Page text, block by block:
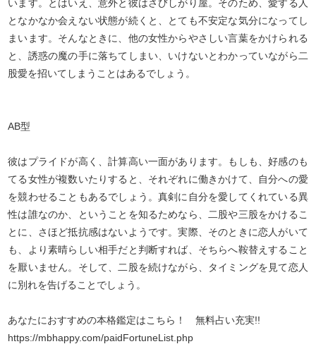
います。とはいえ、意外と彼はさびしがり屋。そのため、愛する人
となかなか会えない状態が続くと、とても不安定な気分になってし
まいます。そんなときに、他の女性からやさしい言葉をかけられる
と、誘惑の魔の手に落ちてしまい、いけないとわかっていながら二
股愛を招いてしまうことはあるでしょう。
AB型
彼はプライドが高く、計算高い一面があります。もしも、好感のも
てる女性が複数いたりすると、それぞれに働きかけて、自分への愛
を競わせることもあるでしょう。真剣に自分を愛してくれている異
性は誰なのか、ということを知るためなら、二股や三股をかけるこ
とに、さほど抵抗感はないようです。実際、そのときに恋人がいて
も、より素晴らしい相手だと判断すれば、そちらへ鞍替えすること
を厭いません。そして、二股を続けながら、タイミングを見て恋人
に別れを告げることでしょう。
あなたにおすすめの本格鑑定はこちら！ 無料占い充実!!
https://mbhappy.com/paidFortuneList.php